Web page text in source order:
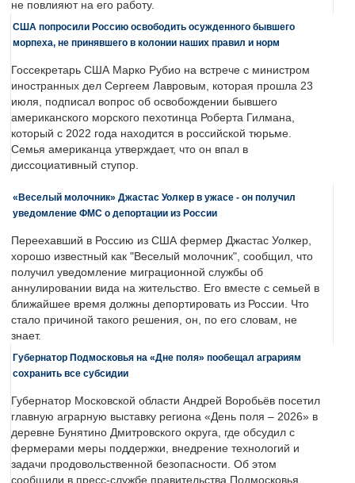
не повлияют на его работу.
США попросили Россию освободить осужденного бывшего
морпеха, не принявшего в колонии наших правил и норм
Госсекретарь США Марко Рубио на встрече с министром
иностранных дел Сергеем Лавровым, которая прошла 23
июля, подписал вопрос об освобождении бывшего
американского морского пехотинца Роберта Гилмана,
который с 2022 года находится в российской тюрьме.
Семья американца утверждает, что он впал в
диссоциативный ступор.
«Веселый молочник» Джастас Уолкер в ужасе - он получил
уведомление ФМС о депортации из России
Переехавший в Россию из США фермер Джастас Уолкер,
хорошо известный как "Веселый молочник", сообщил, что
получил уведомление миграционной службы об
аннулировании вида на жительство. Его вместе с семьей в
ближайшее время должны депортировать из России. Что
стало причиной такого решения, он, по его словам, не
знает.
Губернатор Подмосковья на «Дне поля» пообещал аграриям
сохранить все субсидии
Губернатор Московской области Андрей Воробьёв посетил
главную аграрную выставку региона «День поля – 2026» в
деревне Бунятино Дмитровского округа, где обсудил с
фермерами меры поддержки, внедрение технологий и
задачи продовольственной безопасности. Об этом
сообщили в пресс-службе правительства Подмосковья.